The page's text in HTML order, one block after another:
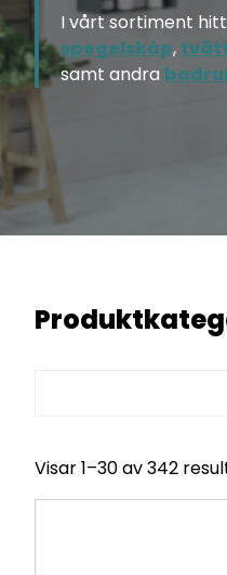
I vårt sortiment
spegelskåp,
samt andra
Visar 1–30 av 342